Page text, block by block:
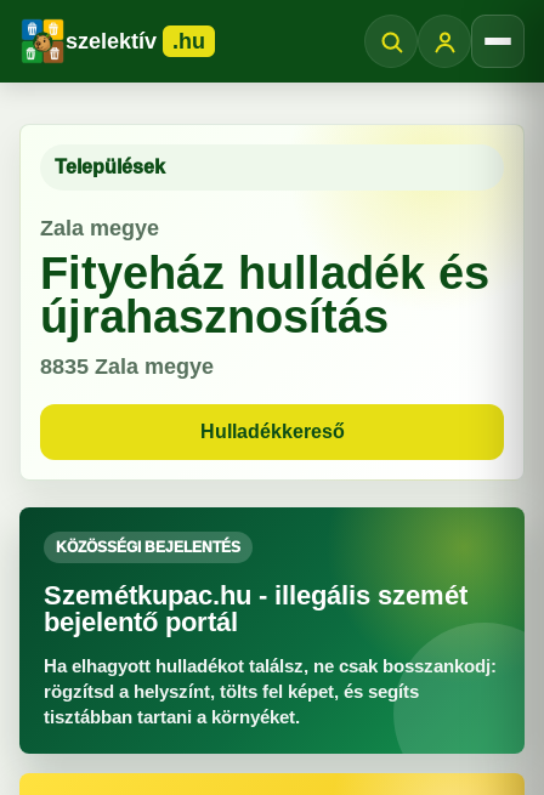
szelektív .hu
Települések
Zala megye
Fityeház hulladék és
újrahasznosítás
8835 Zala megye
Hulladékkereső
KÖZÖSSÉGI BEJELENTÉS
Szemétkupac.hu - illegális szemét
bejelentő portál
Ha elhagyott hulladékot találsz, ne csak bosszankodj:
rögzítsd a helyszínt, tölts fel képet, és segíts
tisztábban tartani a környéket.